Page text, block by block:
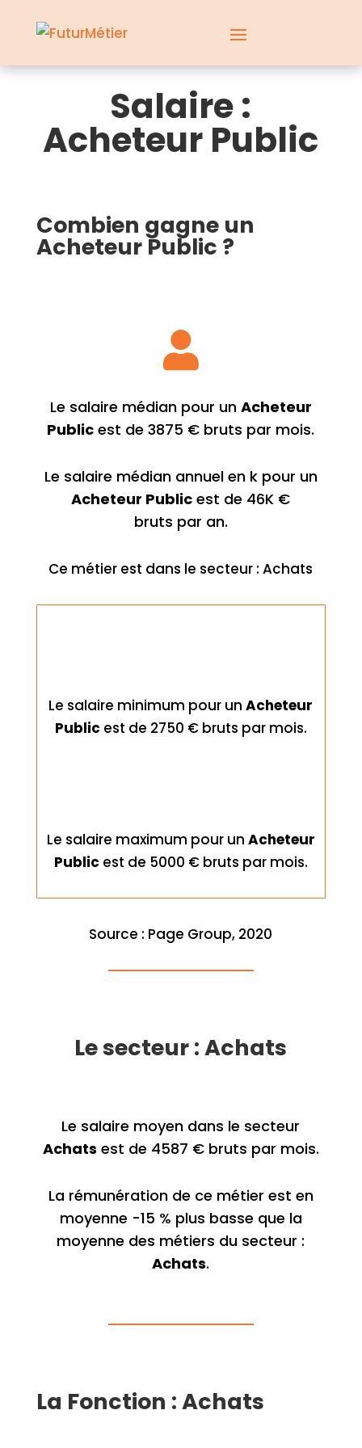
Salaire :
Acheteur Public
Combien gagne un
Acheteur Public ?

Le salaire médian pour un Acheteur
Public est de 3875 € bruts par mois.
Le salaire médian annuel en k pour un
Acheteur Public est de 46K €
bruts par an.
Ce métier est dans le secteur : Achats
Le salaire minimum pour unAcheteur
Publicest de 2750 € bruts par mois.
Le salaire maximum pour un Acheteur
Publicest de 5000 € bruts par mois.
Source : Page Group, 2020
Le secteur : Achats
Le salaire moyen dans le secteur
Achats est de 4587 € bruts par mois.
La rémunération de ce métier est en
moyenne -15 % plus basse que la
moyenne des métiers du secteur :
Achats.
La Fonction : Achats